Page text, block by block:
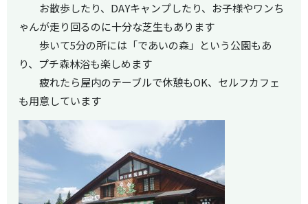
お散歩したり、DAYキャンプしたり、お子様やワンち
ゃんが走り回るのに十分な芝生もあります
歩いて5分の所には「であいの森」という公園もあ
り、プチ森林浴も楽しめます
疲れたら屋内のテーブルで休憩もOK、セルフカフェ
も用意しています